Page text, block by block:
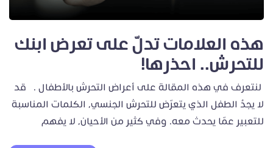
هذه العلامات تدلّ على تعرض ابنك
للتحرش.. احذرها!
لنتعرف في هذه المقالة على أعراض التحرش بالأطفال . قد
لا يجدُ الطفل الذي يتعرّض للتحرش الجنسي، الكلمات المناسبة
للتعبير عمّا يحدث معه. وفي كثير من الأحيان، لا يفهم